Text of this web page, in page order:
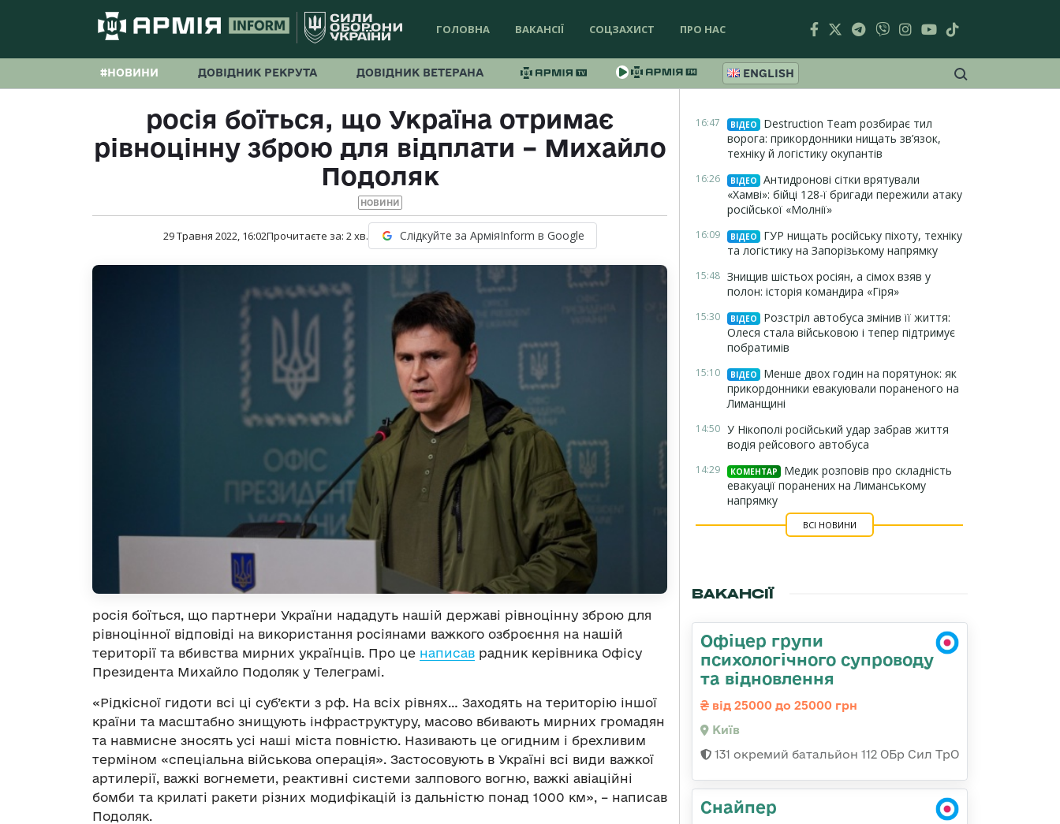
ГОЛОВНА ВАКАНСІЇ СОЦЗАХИСТ ПРО НАС
#НОВИНИ ДОВІДНИК РЕКРУТА ДОВІДНИК ВЕТЕРАНА ENGLISH
росія боїться, що Україна отримає
рівноцінну зброю для відплати – Михайло
Подоляк
НОВИНИ
29 Травня 2022, 16:02Прочитаєте за: 2хв. Слідкуйте за АрміяInform в Google
росія боїться, що партнери України нададуть нашій державі рівноцінну зброю для
рівноцінної відповіді на використання росіянами важкого озброєння на нашій
території та вбивства мирних українців. Про це написав радник керівника Офісу
Президента Михайло Подоляк у Телеграмі.
«Рідкісної гидоти всі ці суб’єкти з рф. На всіх рівнях… Заходять на територію іншої
країни та масштабно знищують інфраструктуру, масово вбивають мирних громадян
та навмисне зносять усі наші міста повністю. Називають це огидним і брехливим
терміном «спеціальна військова операція». Застосовують в Україні всі види важкої
артилерії, важкі вогнемети, реактивні системи залпового вогню, важкі авіаційні
бомби та крилаті ракети різних модифікацій із дальністю понад 1000 км», – написав
Подоляк.
16:47 ВІДЕО
Destruction Team розбирає тил
ворога: прикордонники нищать зв’язок,
техніку й логістику окупантів
16:26 ВІДЕО
Антидронові сітки врятували
«Хамві»: бійці 128-ї бригади пережили атаку
російської «Молнії»
16:09 ВІДЕО
ГУР нищать російську піхоту, техніку
та логістику на Запорізькому напрямку
15:48 Знищив шістьох росіян, а сімох взяв у
полон: історія командира «Гіря»
15:30 ВІДЕО
Розстріл автобуса змінив її життя:
Олеся стала військовою і тепер підтримує
побратимів
15:10 ВІДЕО
Менше двох годин на порятунок: як
прикордонники евакуювали пораненого на
Лиманщині
14:50 У Нікополі російський удар забрав життя
водія рейсового автобуса
14:29 КОМЕНТАР
Медик розповів про складність
евакуації поранених на Лиманському
напрямку
ВСІ НОВИНИ
ВАКАНСІЇ
Офіцер групи
психологічного супроводу
та відновлення
від 25000 до 25000 грн
Київ
131 окремий батальйон 112 ОБр Сил ТрО
Снайпер